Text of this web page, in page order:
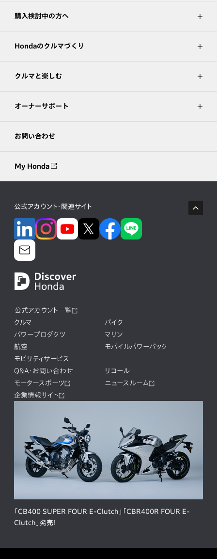
購入検討中の方へ
Hondaのクルマづくり
クルマと楽しむ
オーナーサポート
お問い合わせ
My Honda
公式アカウント・関連サイト
公式アカウント一覧
クルマ
バイク
パワープロダクツ
マリン
航空
モバイルパワーパック
モビリティサービス
Q&A・お問い合わせ
リコール
モータースポーツ
ニュースルーム
企業情報サイト
「CB400 SUPER FOUR E-Clutch」「CBR400R FOUR E-
Clutch」発売！